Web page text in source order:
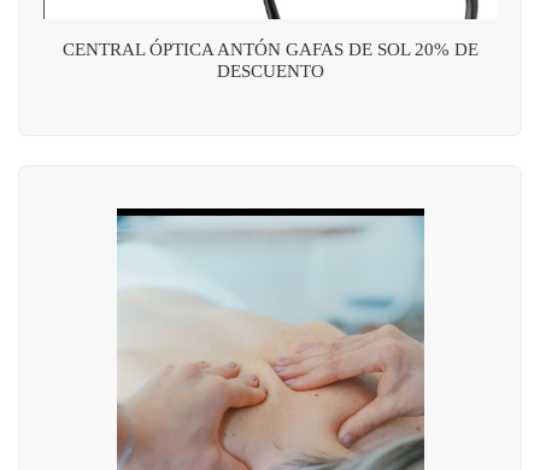
CENTRAL ÓPTICA ANTÓN GAFAS DE SOL 20% DE
DESCUENTO